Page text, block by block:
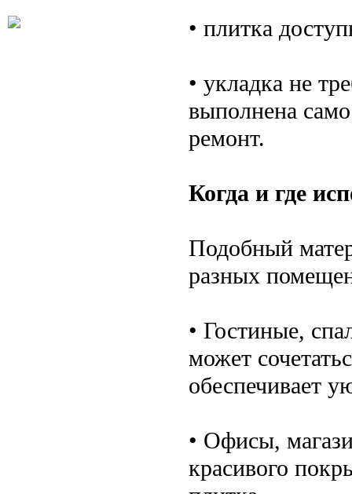
• плитка
• укладка не
выполнена
ремонт.
Когда и где
Подобный
разных
• Гостиные,
может
обеспечивает
• Офисы,
красивого